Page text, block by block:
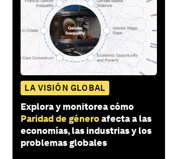
LA VISIÓN GLOBAL
Explora y monitorea cómo
Paridad de géneroafecta a las
economías, las industrias y los
problemas globales